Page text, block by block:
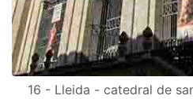
16 - Lleida - catedral de